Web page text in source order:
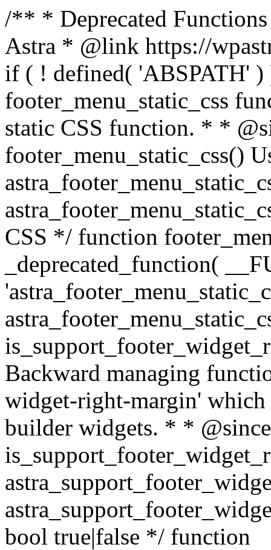
/** * Deprecated
Astra * @link https://
if ( ! defined( 'ABSPATH'
footer_menu_static_css
static CSS function. * *
footer_menu_static_css()
CSS */ function
_deprecated_function(
Backward managing
widget-right-margin'
builder widgets. * *
bool true|false */ function